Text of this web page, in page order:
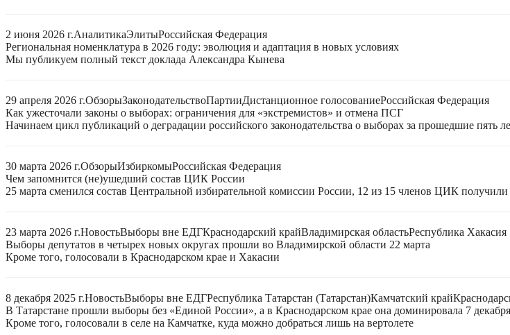
2 июня 2026 г.АналитикаЭлитыРоссийская Федерация
Региональная номенклатура в 2026 году: эволюция и адаптация в новых условиях
Мы публикуем полный текст доклада Александра Кынева
29 апреля 2026 г.ОбзорыЗаконодательствоПартииДистанционное голосованиеРоссийская Федерация
Как ужесточали законы о выборах: ограничения для «экстремистов» и отмена ПСГ
Начинаем цикл публикаций о деградации российского законодательства о выборах за прошедшие пять
30 марта 2026 г.ОбзорыИзбиркомыРоссийская Федерация
Чем запомнится (не)ушедший состав ЦИК России
25 марта сменился состав Центральной избирательной комиссии России, 12 из 15 членов ЦИК получили
23 марта 2026 г.НовостьВыборы вне ЕДГКраснодарский крайВладимирская областьРеспублика Хакасия
Выборы депутатов в четырех новых округах прошли во Владимирской области 22 марта
Кроме того, голосовали в Краснодарском крае и Хакасии
8 декабря 2025 г.НовостьВыборы вне ЕДГРеспублика Татарстан (Татарстан)Камчатский край
В Татарстане прошли выборы без «Единой России», а в Краснодарском крае она доминировала 7 декабря
Кроме того, голосовали в селе на Камчатке, куда можно добраться лишь на вертолете